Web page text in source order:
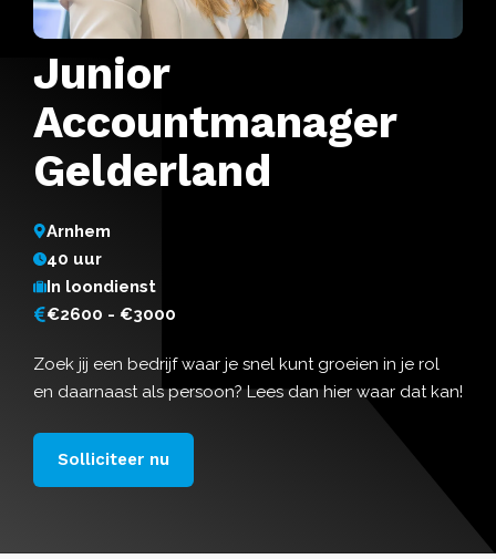
Junior
Accountmanager
Gelderland
Arnhem
40 uur
In loondienst
€2600 - €3000
Zoek jij een bedrijf waar je snel kunt groeien in je rol
en daarnaast als persoon? Lees dan hier waar dat kan!
Solliciteer nu